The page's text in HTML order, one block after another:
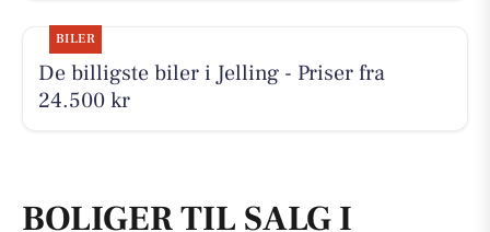
BILER
De billigste biler i Jelling - Priser fra
24.500 kr
BOLIGER TIL SALG I